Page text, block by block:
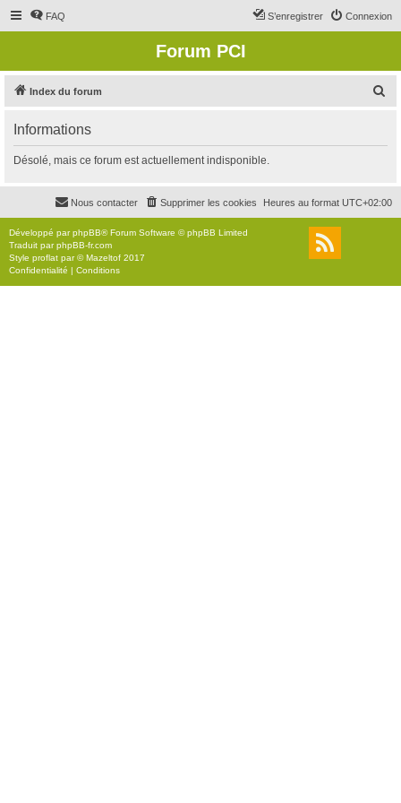
FAQ Connexion
S’enregistrer
Forum PCI
Index du forum
r
c
r
Informations
Désolé, mais ce forum est actuellement indisponible.
Heures au format UTC+02:00
Supprimer les cookies
Nous contacter
Développé parphpBB® Forum Software © phpBB Limited
Traduit parphpBB-fr.com
Style proflat par ©Mazeltof 2017
Confidentialité | Conditions